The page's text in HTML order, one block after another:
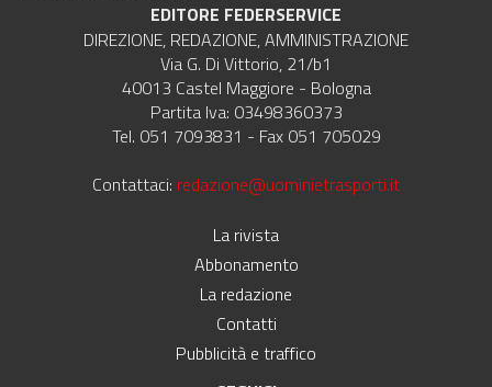
EDITORE FEDERSERVICE
DIREZIONE, REDAZIONE, AMMINISTRAZIONE
Via G. Di Vittorio, 21/b1
40013 Castel Maggiore - Bologna
Partita Iva: 03498360373
Tel. 051 7093831 - Fax 051 705029
Contattaci: redazione@uominietrasporti.it
La rivista
Abbonamento
La redazione
Contatti
Pubblicità e traffico